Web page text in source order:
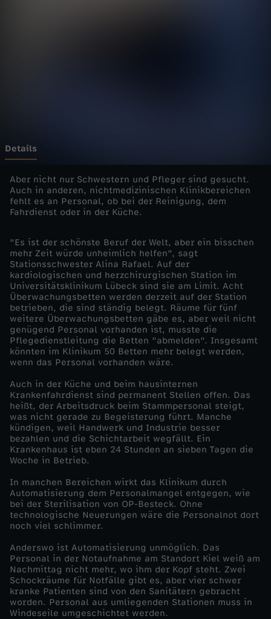
e
-
K
l
i
n
i
k
e
n
i
N
o
t
Details
Aber nicht nur Schwestern und Pfleger sind gesucht.
Auch in anderen, nichtmedizinischen Klinikbereichen
fehlt es an Personal, ob bei der Reinigung, dem
Fahrdienst oder in der Küche.
"Es ist der schönste Beruf der Welt, aber ein bisschen
mehr Zeit würde unheimlich helfen", sagt
Stationsschwester Alina Rafael. Auf der
kardiologischen und herzchirurgischen Station im
Universitätsklinikum Lübeck sind sie am Limit. Acht
Überwachungsbetten werden derzeit auf der Station
betrieben, die sind ständig belegt. Räume für fünf
weitere Überwachungsbetten gäbe es, aber weil nicht
genügend Personal vorhanden ist, musste die
Pflegedienstleitung die Betten "abmelden". Insgesamt
könnten im Klinikum 50 Betten mehr belegt werden,
wenn das Personal vorhanden wäre.
Auch in der Küche und beim hausinternen
Krankenfahrdienst sind permanent Stellen offen. Das
heißt, der Arbeitsdruck beim Stammpersonal steigt,
was nicht gerade zu Begeisterung führt. Manche
kündigen, weil Handwerk und Industrie besser
bezahlen und die Schichtarbeit wegfällt. Ein
Krankenhaus ist eben 24 Stunden an sieben Tagen die
Woche in Betrieb.
In manchen Bereichen wirkt das Klinikum durch
Automatisierung dem Personalmangel entgegen, wie
bei der Sterilisation von OP-Besteck. Ohne
technologische Neuerungen wäre die Personalnot dort
noch viel schlimmer.
Anderswo ist Automatisierung unmöglich. Das
Personal in der Notaufnahme am Standort Kiel weiß am
Nachmittag nicht mehr, wo ihm der Kopf steht. Zwei
Schockräume für Notfälle gibt es, aber vier schwer
kranke Patienten sind von den Sanitätern gebracht
worden. Personal aus umliegenden Stationen muss in
Windeseile umgeschichtet werden.